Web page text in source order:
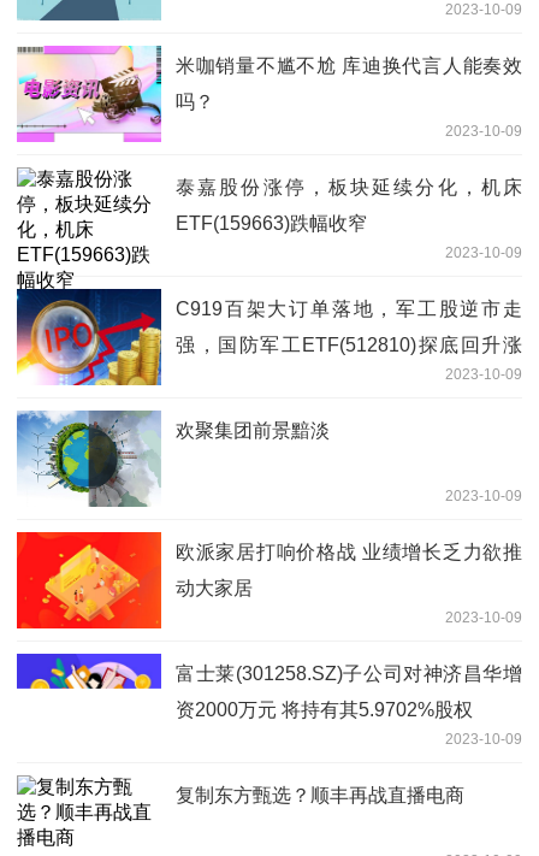
2023-10-09
米咖销量不尴不尬 库迪换代言人能奏效
吗？
2023-10-09
泰嘉股份涨停，板块延续分化，机床
ETF(159663)跌幅收窄
2023-10-09
C919百架大订单落地，军工股逆市走
强，国防军工ETF(512810)探底回升涨
2023-10-09
欢聚集团前景黯淡
2023-10-09
欧派家居打响价格战 业绩增长乏力欲推
动大家居
2023-10-09
富士莱(301258.SZ)子公司对神济昌华增
资2000万元 将持有其5.9702%股权
2023-10-09
复制东方甄选？顺丰再战直播电商